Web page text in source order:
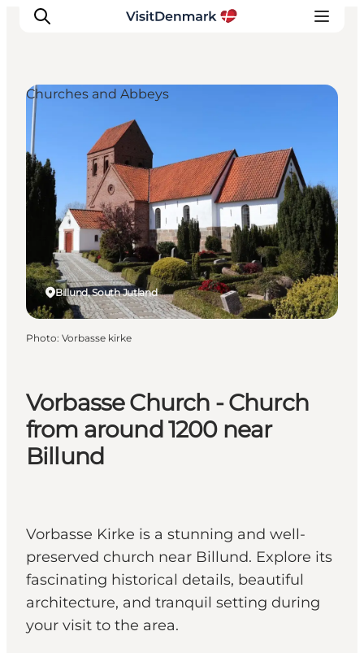
Inspirations
Destinations
Quoi faire
Hébergements
Planifiez votre voyage
Vorbasse Church - Church
from around 1200 near
Billund
Vorbasse Kirke is a stunning and well-
preserved church near Billund. Explore its
fascinating historical details, beautiful
architecture, and tranquil setting during
your visit to the area.
Billund, South Jutland
Churches and Abbeys
Photo: Vorbasse kirke